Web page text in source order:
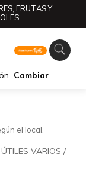
FRUTAS Y
Cambiar
el local.
ÚTILES VARIOS /